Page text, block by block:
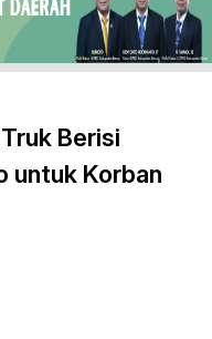
Berisi
untuk Korban